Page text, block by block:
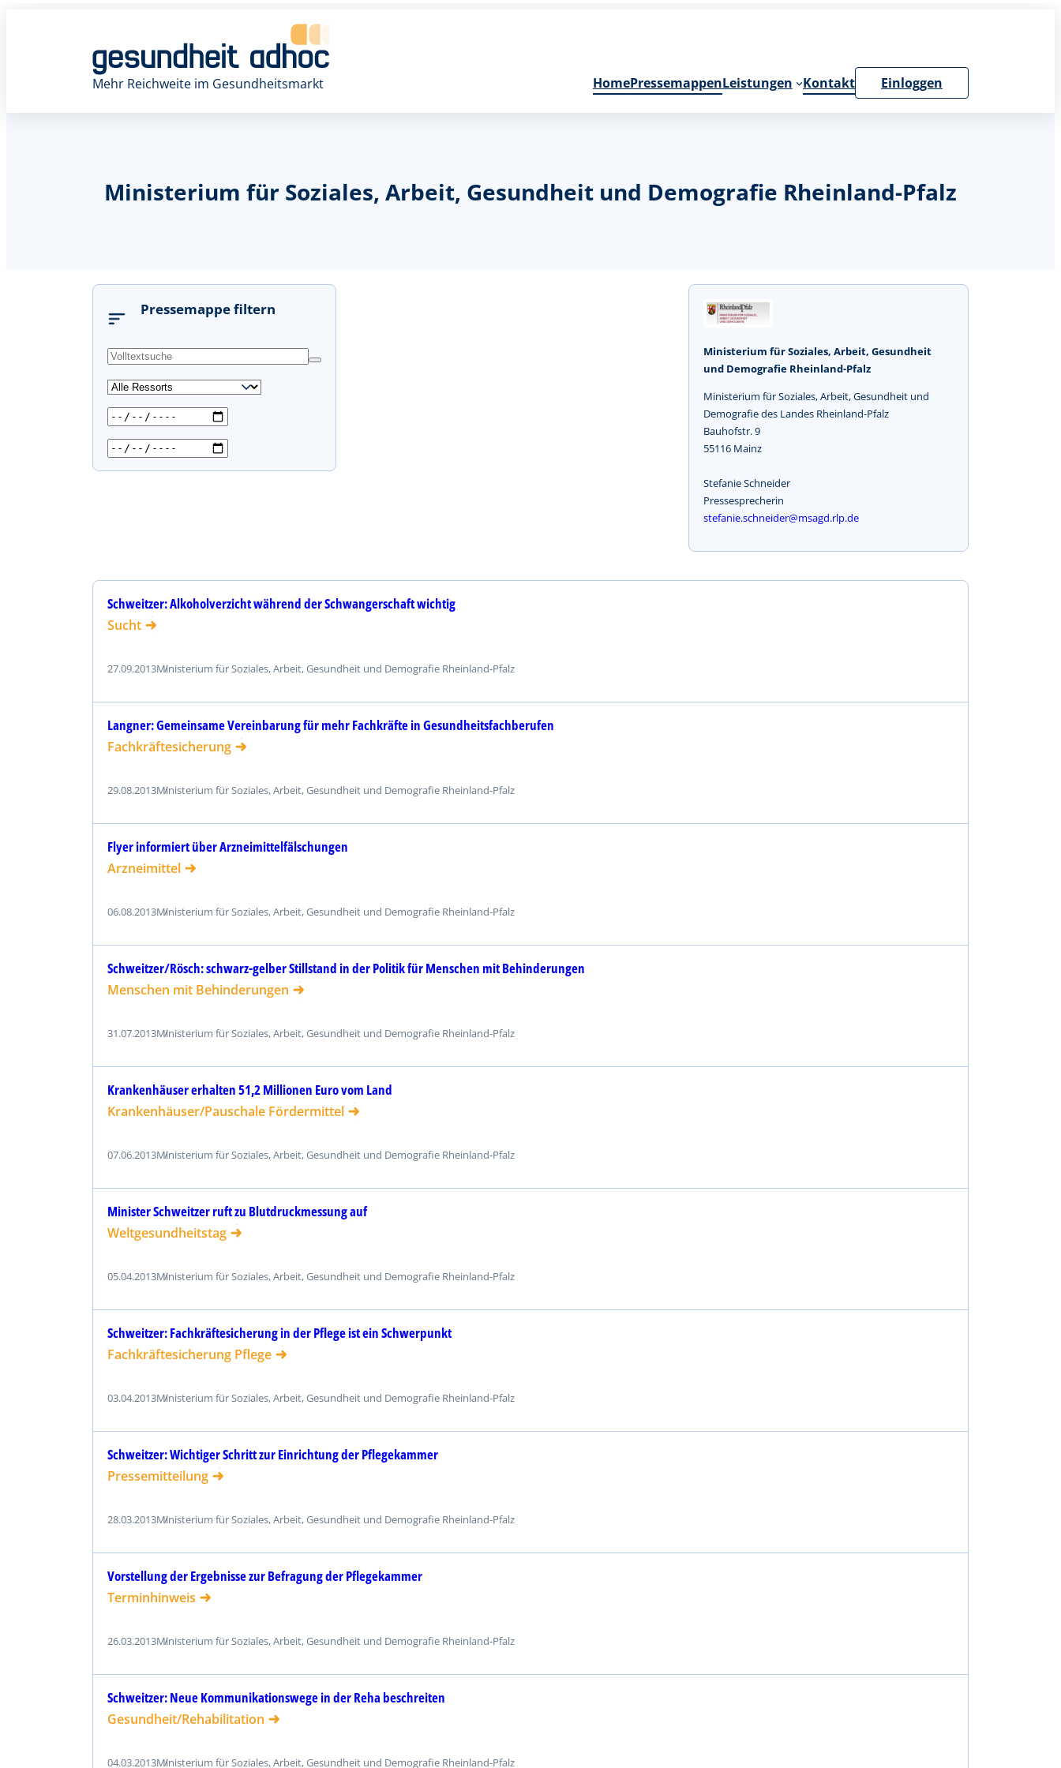
Mehr Reichweite im Gesundheitsmarkt HomePressemappenLeistungen Kontakt Einloggen
Ministerium für Soziales, Arbeit, Gesundheit und Demografie Rheinland-Pfalz
Pressemappe filtern
s
Ministerium für Soziales, Arbeit, Gesundheit
und Demografie Rheinland-Pfalz
Ministerium für Soziales, Arbeit, Gesundheit und
Demografie des Landes Rheinland-Pfalz
Bauhofstr. 9
55116 Mainz
Stefanie Schneider
Pressesprecherin
stefanie.schneider@msagd.rlp.de
27.09.2013Ministerium für Soziales, Arbeit, Gesundheit und Demografie Rheinland-Pfalz
Schweitzer: Alkoholverzicht während der Schwangerschaft wichtig
Sucht
29.08.2013Ministerium für Soziales, Arbeit, Gesundheit und Demografie Rheinland-Pfalz
Langner: Gemeinsame Vereinbarung für mehr Fachkräfte in Gesundheitsfachberufen
Fachkräftesicherung
06.08.2013Ministerium für Soziales, Arbeit, Gesundheit und Demografie Rheinland-Pfalz
Flyer informiert über Arzneimittelfälschungen
Arzneimittel
31.07.2013Ministerium für Soziales, Arbeit, Gesundheit und Demografie Rheinland-Pfalz
Schweitzer/Rösch: schwarz-gelber Stillstand in der Politik für Menschen mit Behinderungen
Menschen mit Behinderungen
07.06.2013Ministerium für Soziales, Arbeit, Gesundheit und Demografie Rheinland-Pfalz
Krankenhäuser erhalten 51,2 Millionen Euro vom Land
Krankenhäuser/Pauschale Fördermittel
05.04.2013Ministerium für Soziales, Arbeit, Gesundheit und Demografie Rheinland-Pfalz
Minister Schweitzer ruft zu Blutdruckmessung auf
Weltgesundheitstag
03.04.2013Ministerium für Soziales, Arbeit, Gesundheit und Demografie Rheinland-Pfalz
Schweitzer: Fachkräftesicherung in der Pflege ist ein Schwerpunkt
Fachkräftesicherung Pflege
28.03.2013Ministerium für Soziales, Arbeit, Gesundheit und Demografie Rheinland-Pfalz
Schweitzer: Wichtiger Schritt zur Einrichtung der Pflegekammer
Pressemitteilung
26.03.2013Ministerium für Soziales, Arbeit, Gesundheit und Demografie Rheinland-Pfalz
Vorstellung der Ergebnisse zur Befragung der Pflegekammer
Terminhinweis
04.03.2013Ministerium für Soziales, Arbeit, Gesundheit und Demografie Rheinland-Pfalz
Schweitzer: Neue Kommunikationswege in der Reha beschreiten
Gesundheit/Rehabilitation